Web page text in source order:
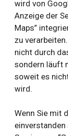
wird von
Anzeige der
Maps”
zu
nicht durch
sondern läuft
soweit es
wird.
Wenn Sie mit